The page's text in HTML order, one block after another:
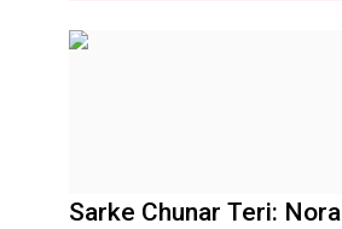
Sarke Chunar Teri: Nora